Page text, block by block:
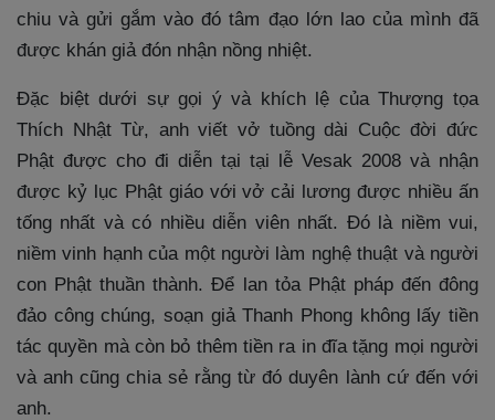
chiu và gửi gắm vào đó tâm đạo lớn lao của mình đã
được khán giả đón nhận nồng nhiệt.
Đặc biệt dưới sự gọi ý và khích lệ của Thượng tọa
Thích Nhật Từ, anh viết vở tuồng dài Cuộc đời đức
Phật được cho đi diễn tại tại lễ Vesak 2008 và nhận
được kỷ lục Phật giáo với vở cải lương được nhiều ấn
tống nhất và có nhiều diễn viên nhất. Đó là niềm vui,
niềm vinh hạnh của một người làm nghệ thuật và người
con Phật thuần thành. Để lan tỏa Phật pháp đến đông
đảo công chúng, soạn giả Thanh Phong không lấy tiền
tác quyền mà còn bỏ thêm tiền ra in đĩa tặng mọi người
và anh cũng chia sẻ rằng từ đó duyên lành cứ đến với
anh.